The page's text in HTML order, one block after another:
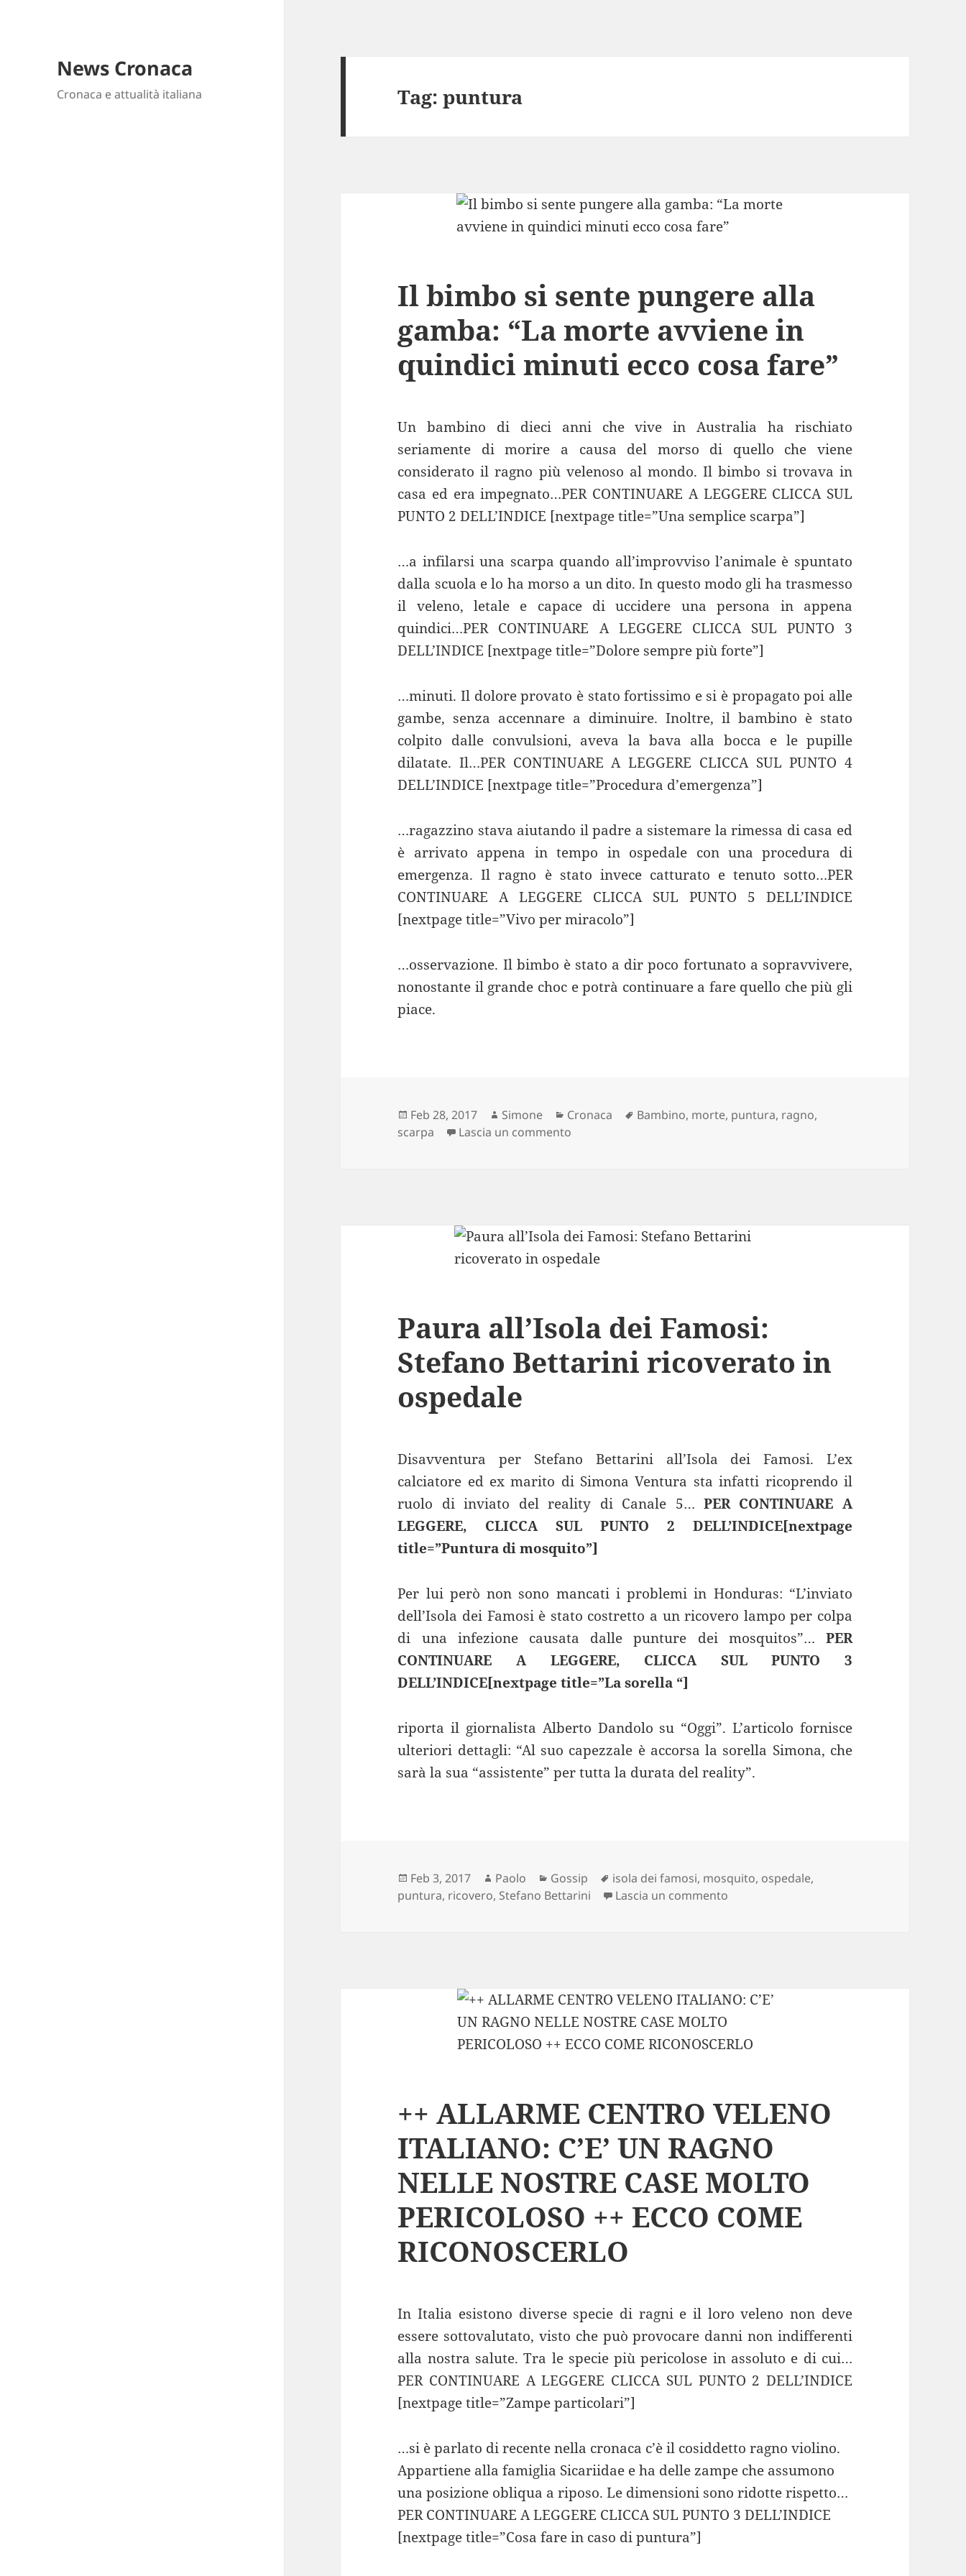
News Cronaca
Cronaca e attualità italiana Tag:puntura
Il bimbo si sente pungere alla
gamba: “La morte avviene in
quindici minuti ecco cosa fare”
Un bambino di dieci anni che vive in Australia ha rischiato
seriamente di morire a causa del morso di quello che viene
considerato il ragno più velenoso al mondo. Il bimbo si trovava in
casa ed era impegnato…PER CONTINUARE A LEGGERE CLICCA SUL
PUNTO 2 DELL’INDICE [nextpage title=”Una semplice scarpa”]
…a infilarsi una scarpa quando all’improvviso l’animale è spuntato
dalla scuola e lo ha morso a un dito. In questo modo gli ha trasmesso
il veleno, letale e capace di uccidere una persona in appena
quindici…PER CONTINUARE A LEGGERE CLICCA SUL PUNTO 3
DELL’INDICE [nextpage title=”Dolore sempre più forte”]
…minuti. Il dolore provato è stato fortissimo e si è propagato poi alle
gambe, senza accennare a diminuire. Inoltre, il bambino è stato
colpito dalle convulsioni, aveva la bava alla bocca e le pupille
dilatate. Il…PER CONTINUARE A LEGGERE CLICCA SUL PUNTO 4
DELL’INDICE [nextpage title=”Procedura d’emergenza”]
…ragazzino stava aiutando il padre a sistemare la rimessa di casa ed
è arrivato appena in tempo in ospedale con una procedura di
emergenza. Il ragno è stato invece catturato e tenuto sotto…PER
CONTINUARE A LEGGERE CLICCA SUL PUNTO 5 DELL’INDICE
[nextpage title=”Vivo per miracolo”]
…osservazione. Il bimbo è stato a dir poco fortunato a sopravvivere,
nonostante il grande choc e potrà continuare a fare quello che più gli
piace.
Scritto
il
Feb 28, 2017 Autore
Simone Categorie
Cronaca Tag
Bambino, morte, puntura, ragno,
scarpa
Lascia un commento
Paura all’Isola dei Famosi:
Stefano Bettarini ricoverato in
ospedale
Disavventura per Stefano Bettarini all’Isola dei Famosi. L’ex
calciatore ed ex marito di Simona Ventura sta infatti ricoprendo il
ruolo di inviato del reality di Canale 5… PER CONTINUARE A
LEGGERE, CLICCA SUL PUNTO 2 DELL’INDICE[nextpage
title=”Puntura di mosquito”]
Per lui però non sono mancati i problemi in Honduras: “L’inviato
dell’Isola dei Famosi è stato costretto a un ricovero lampo per colpa
di una infezione causata dalle punture dei mosquitos”… PER
CONTINUARE A LEGGERE, CLICCA SUL PUNTO 3
DELL’INDICE[nextpage title=”La sorella “]
riporta il giornalista Alberto Dandolo su “Oggi”. L’articolo fornisce
ulteriori dettagli: “Al suo capezzale è accorsa la sorella Simona, che
sarà la sua “assistente” per tutta la durata del reality”.
Scritto
il
Feb 3, 2017 Autore
Paolo Categorie
Gossip Tag
isola dei famosi, mosquito, ospedale,
puntura, ricovero, Stefano Bettarini Lascia un commento
++ ALLARME CENTRO VELENO
ITALIANO: C’E’ UN RAGNO
NELLE NOSTRE CASE MOLTO
PERICOLOSO ++ ECCO COME
RICONOSCERLO
In Italia esistono diverse specie di ragni e il loro veleno non deve
essere sottovalutato, visto che può provocare danni non indifferenti
alla nostra salute. Tra le specie più pericolose in assoluto e di cui…
PER CONTINUARE A LEGGERE CLICCA SUL PUNTO 2 DELL’INDICE
[nextpage title=”Zampe particolari”]
…si è parlato di recente nella cronaca c’è il cosiddetto ragno violino.
Appartiene alla famiglia Sicariidae e ha delle zampe che assumono
una posizione obliqua a riposo. Le dimensioni sono ridotte rispetto…
PER CONTINUARE A LEGGERE CLICCA SUL PUNTO 3 DELL’INDICE
[nextpage title=”Cosa fare in caso di puntura”]